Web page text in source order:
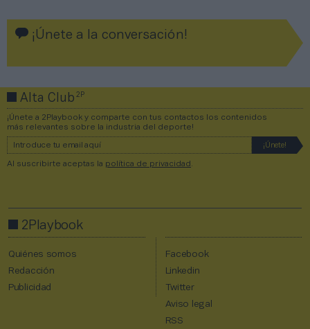
¡Únete a la conversación!
Alta Club2P
¡Únete a 2Playbook y comparte con tus contactos los contenidos
más relevantes sobre la industria del deporte!
Al suscribirte aceptas la política de privacidad
2Playbook
Quiénes somos
Redacción
Publicidad
Facebook
Linkedin
Twitter
Aviso legal
RSS